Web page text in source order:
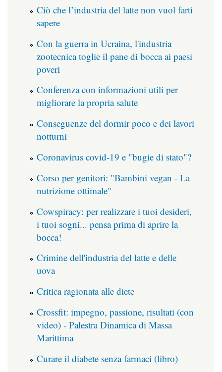
Ciò che l’industria del latte non vuol farti
sapere
Con la guerra in Ucraina, l'industria
zootecnica toglie il pane di bocca ai paesi
poveri
Conferenza con informazioni utili per
migliorare la propria salute
Conseguenze del dormir poco e dei lavori
notturni
Coronavirus covid-19 e "bugie di stato"?
Corso per genitori: "Bambini vegan - La
nutrizione ottimale"
Cowspiracy: per realizzare i tuoi desideri,
i tuoi sogni... pensa prima di aprire la
bocca!
Crimine dell'industria del latte e delle
uova
Critica ragionata alle diete
Crossfit: impegno, passione, risultati (con
video) - Palestra Dinamica di Massa
Marittima
Curare il diabete senza farmaci (libro)